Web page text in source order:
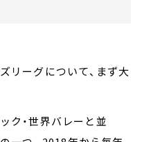
リーグについて、まず大
ク・世界バレーと並